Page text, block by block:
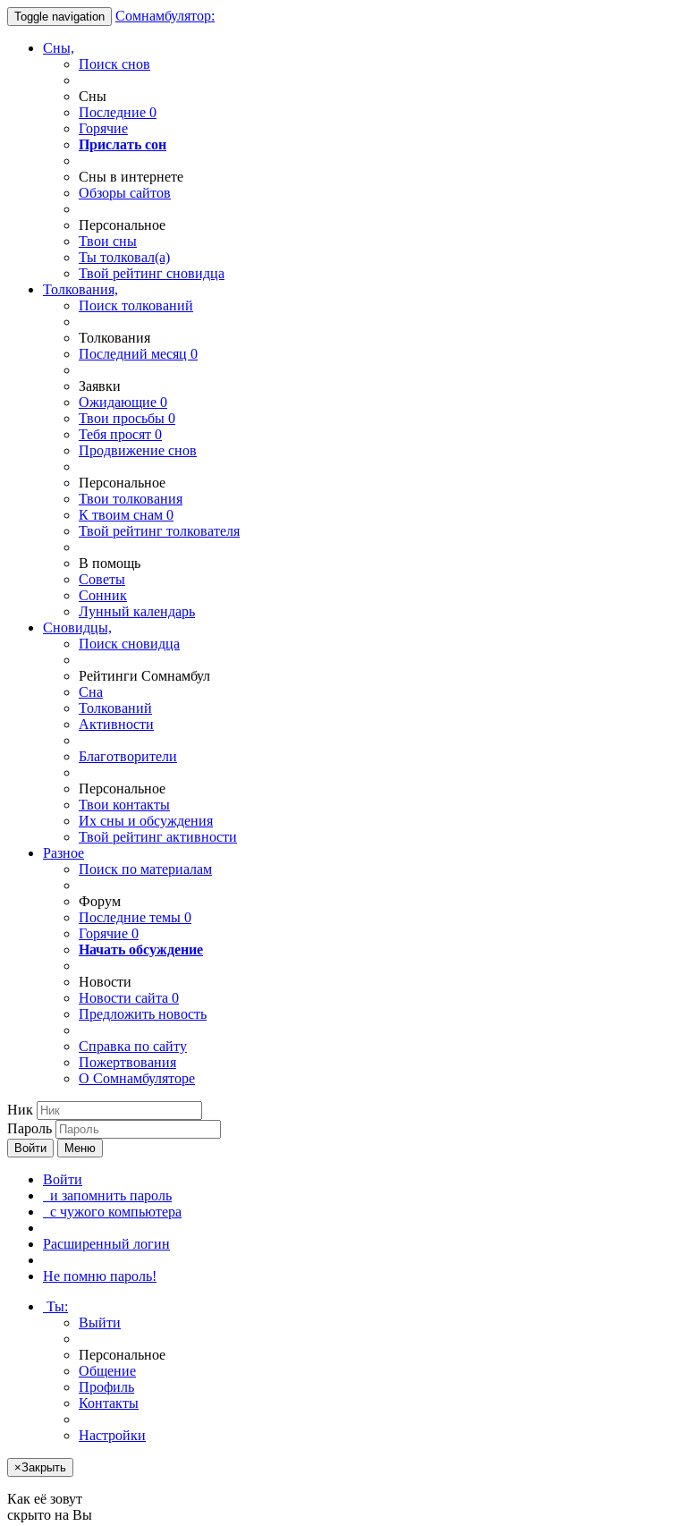
Toggle navigation Сомнамбулятор:
Сны,
Поиск снов
Сны
Последние 0
Горячие
Прислать сон
Сны в интернете
Обзоры сайтов
Персональное
Твои сны
Ты толковал(а)
Твой рейтинг сновидца
Толкования,
Поиск толкований
Толкования
Последний месяц 0
Заявки
Ожидающие 0
Твои просьбы 0
Тебя просят 0
Продвижение снов
Персональное
Твои толкования
К твоим снам 0
Твой рейтинг толкователя
В помощь
Советы
Сонник
Лунный календарь
Сновидцы,
Поиск сновидца
Рейтинги Сомнамбул
Сна
Толкований
Активности
Благотворители
Персональное
Твои контакты
Их сны и обсуждения
Твой рейтинг активности
Разное
Поиск по материалам
Форум
Последние темы 0
Горячие 0
Начать обсуждение
Новости
Новости сайта 0
Предложить новость
Справка по сайту
Пожертвования
О Сомнамбуляторе
Ник
Пароль
Войти Меню
Войти
и запомнить пароль
с чужого компьютера
Расширенный логин
Не помню пароль!
Ты:
Выйти
Персональное
Общение
Профиль
Контакты
Настройки
×Закрыть
Как её зовут
скрыто на Вы